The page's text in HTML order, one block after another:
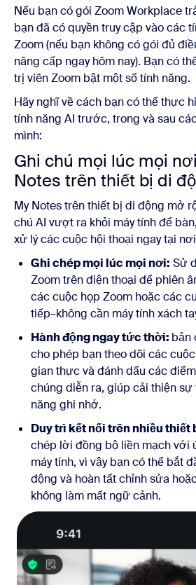
Nếu bạn có gói Zoom Workplace
bạn đã có quyền truy cập vào các
Zoom (nếu bạn không có gói đủ
nâng cấp ngay hôm nay). Bạn có
trị viên Zoom bật một số tính năng.
Hãy nghĩ về cách bạn có thể thực
tính năng AI trước, trong và sau
mình:
Ghi chú mọi lúc mọi
Notes trên thiết bị di
My Notes trên thiết bị di động mở
chú AI vượt ra khỏi máy tính để
xử lý các cuộc hội thoại ngay tại
Ghi chép mọi lúc mọi nơi: Sử
Zoom trên điện thoại để phiên
các cuộc họp Zoom hoặc các
tiếp–không cần máy tính xách
Hành động ngay tức thời: bản
cho phép bạn theo dõi các
gian thực và đánh dấu các
chúng diễn ra, giúp cải thiện sự
năng ghi nhớ.
Duy trì kết nối trên nhiều thiết
chép lời đồng bộ liền mạch với
máy tính, vì vậy bạn có thể bắt
động và hoàn tất chỉnh sửa
không làm mất ngữ cảnh.